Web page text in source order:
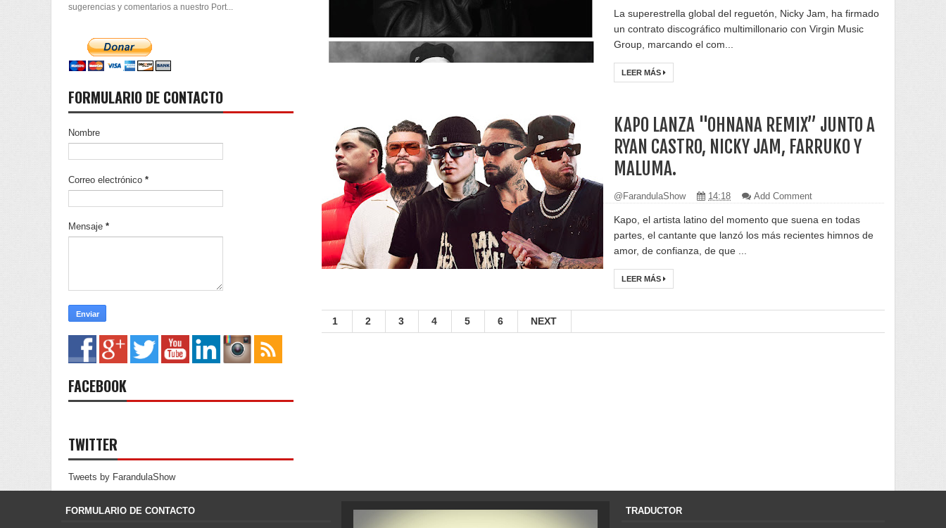
La superestrella global del reguetón, Nicky Jam, ha firmado
un contrato discográfico multimillonario con Virgin Music
Group, marcando el com...
LEER MÁS
KAPO LANZA "OHNANA REMIX” JUNTO A
RYAN CASTRO, NICKY JAM, FARRUKO Y
MALUMA.
@FarandulaShow 14:18 Add Comment
Kapo, el artista latino del momento que suena en todas
partes, el cantante que lanzó los más recientes himnos de
amor, de confianza, de que ...
LEER MÁS
1 2 3 4 5 6 NEXT
sugerencias y comentarios a nuestro Port...
FORMULARIO DE CONTACTO
Nombre
Correo electrónico *
Mensaje *
FACEBOOK
TWITTER
Tweets by FarandulaShow
FORMULARIO DE CONTACTO TRADUCTOR